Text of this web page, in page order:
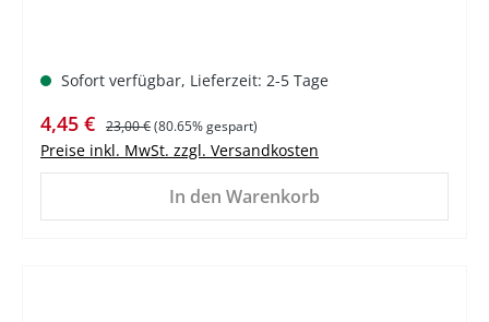
Sofort verfügbar, Lieferzeit: 2-5 Tage
Verkaufspreis:
4,45 € Regulärer Preis:
23,00 €(80.65% gespart)
Preise inkl. MwSt. zzgl. Versandkosten
In den Warenkorb